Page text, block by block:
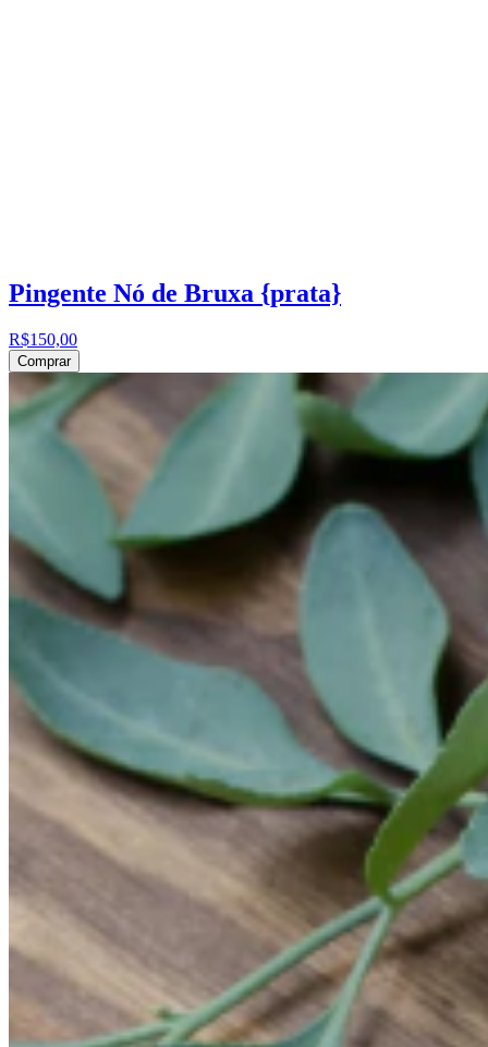
Pingente Nó de Bruxa {prata}
R$150,00
Comprar